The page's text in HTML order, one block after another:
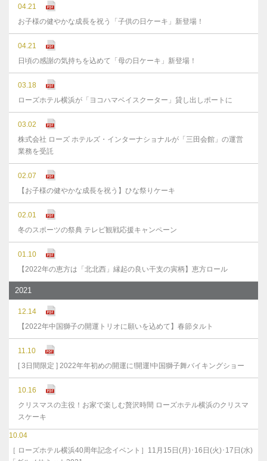
04.21
お子様の健やかな成長を祝う「子供の日ケーキ」新登場！
04.21
日頃の感謝の気持ちを込めて「母の日ケーキ」新登場！
03.18
ローズホテル横浜が「ヨコハマベイスクーター」貸し出しポートに
03.02
株式会社 ローズ ホテルズ・インターナショナルが「三田会館」の運営
業務を受託
02.07
【お子様の健やかな成長を祝う】ひな祭りケーキ
02.01
冬のスポーツの祭典 テレビ観戦応援キャンペーン
01.10
【2022年の恵方は「北北西」縁起の良い干支の寅柄】恵方ロール
2021
12.14
【2022年中国獅子の開運トリオに願いを込めて】春節タルト
11.10
[ 3日間限定 ] 2022年年初めの開運に!開運!中国獅子舞バイキングショー
10.16
クリスマスの主役！お家で楽しむ贅沢時間 ローズホテル横浜のクリスマ
スケーキ
10.04
［ ローズホテル横浜40周年記念イベント］11月15日(月)･16日(火)･17日(水)